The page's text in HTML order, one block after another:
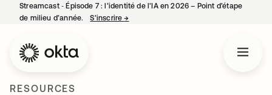
Streamcast ‑ Épisode 7 : l’identité de l’IA en 2026 – Point d’étape
de milieu d’année.
S’inscrire→
RESOURCES